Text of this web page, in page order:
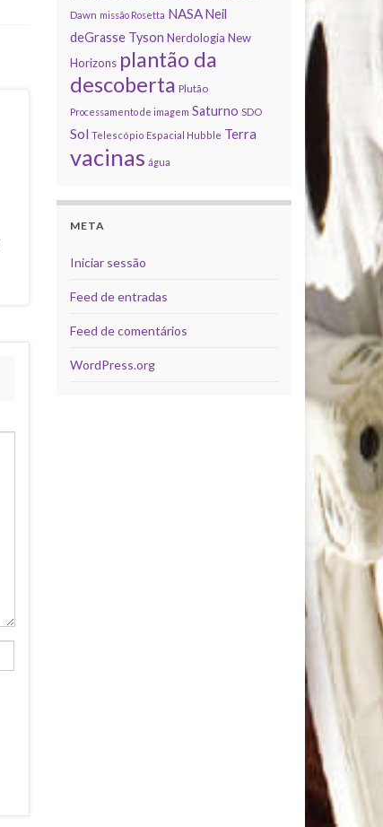
Dawn missão Rosetta NASA Neil
deGrasse Tyson Nerdologia New
Horizons plantão da
descoberta Plutão
Processamento de imagem Saturno SDO
Sol Telescópio Espacial Hubble Terra
vacinas água
META
Iniciar sessão
Feed de entradas
Feed de comentários
WordPress.org